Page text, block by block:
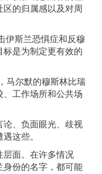
的归属感以及对周
伊斯兰恐惧症和反穆
是为制定更有效的
马尔默的穆斯林比瑞
工作场所和公共场
论、负面眼光、歧视
这些。
层面。在许多情况
身份的名字，都可能